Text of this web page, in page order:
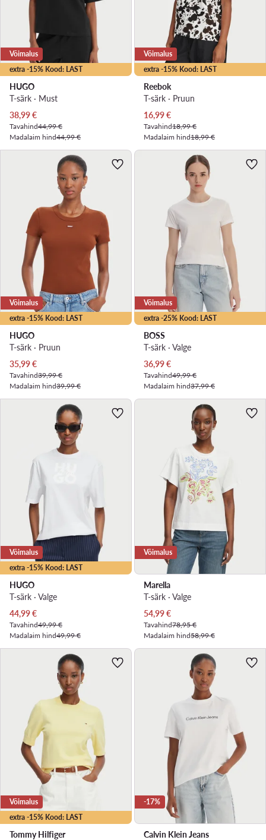
extra -15% Kood: LAST
Võimalus
HUGO
T-särk · Must
Praegune hind
38,99€
Tavahind44,99 €
Madalaim hind44,99 €
extra -15% Kood: LAST
Võimalus
Reebok
T-särk · Pruun
Praegune hind
16,99€
Tavahind18,99 €
Madalaim hind18,99 €
extra -15% Kood: LAST
Võimalus
HUGO
T-särk · Pruun
Praegune hind
35,99€
Tavahind39,99 €
Madalaim hind39,99 €
extra -25% Kood: LAST
Võimalus
BOSS
T-särk · Valge
Praegune hind
36,99€
Tavahind49,99 €
Madalaim hind37,99 €
extra -15% Kood: LAST
Võimalus
HUGO
T-särk · Valge
Praegune hind
44,99€
Tavahind49,99 €
Madalaim hind49,99 €
Võimalus
Marella
T-särk · Valge
Praegune hind
54,99€
Tavahind78,95 €
Madalaim hind58,99 €
extra -15% Kood: LAST
Võimalus
Tommy Hilfiger
-17%
Calvin Klein Jeans